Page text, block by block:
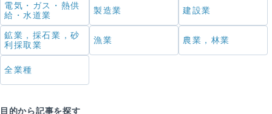
電気・ガス・熱供
給・水道業
製造業 建設業
鉱業，採石業，砂
利採取業
漁業 農業，林業
全業種
目的から記事を探す